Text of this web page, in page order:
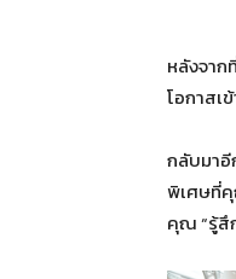
หลังจาก
โอกาสเ
กลับมา
พิเศษที่คุ
คุณ “รู้สึ